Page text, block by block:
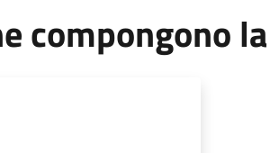
compongono